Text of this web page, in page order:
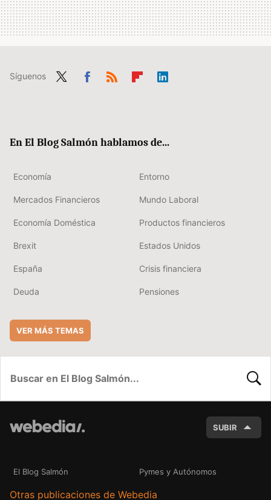
Síguenos
En El Blog Salmón hablamos de...
Economía Entorno
Mercados Financieros Mundo Laboral
Economía Doméstica Productos financieros
Brexit Estados Unidos
España Crisis financiera
Deuda Pensiones
VER MÁS TEMAS
SUBIR
El Blog Salmón Pymes y Autónomos
Otras publicaciones de Webedia